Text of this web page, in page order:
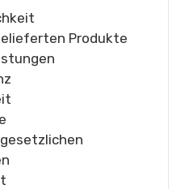
Produkte